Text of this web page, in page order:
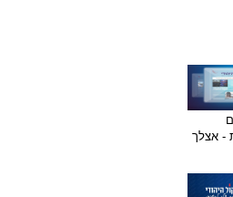
- אצלך